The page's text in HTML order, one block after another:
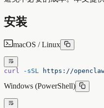
安装
macOS / Linux
curl -sSL https://
Windows (PowerShell)